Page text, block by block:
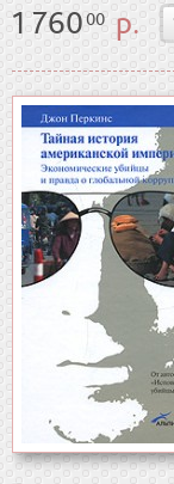
1 76000 р.